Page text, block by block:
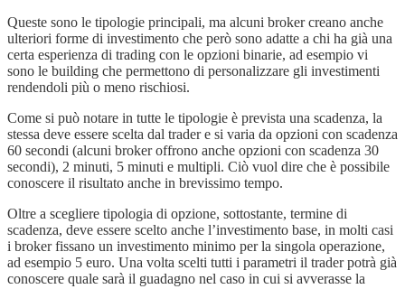
Queste sono le tipologie principali, ma alcuni broker creano anche
ulteriori forme di investimento che però sono adatte a chi ha già una
certa esperienza di trading con le opzioni binarie, ad esempio vi
sono le building che permettono di personalizzare gli investimenti
rendendoli più o meno rischiosi.
Come si può notare in tutte le tipologie è prevista una scadenza, la
stessa deve essere scelta dal trader e si varia da opzioni con scadenza
60 secondi (alcuni broker offrono anche opzioni con scadenza 30
secondi), 2 minuti, 5 minuti e multipli. Ciò vuol dire che è possibile
conoscere il risultato anche in brevissimo tempo.
Oltre a scegliere tipologia di opzione, sottostante, termine di
scadenza, deve essere scelto anche l’investimento base, in molti casi
i broker fissano un investimento minimo per la singola operazione,
ad esempio 5 euro. Una volta scelti tutti i parametri il trader potrà già
conoscere quale sarà il guadagno nel caso in cui si avverasse la